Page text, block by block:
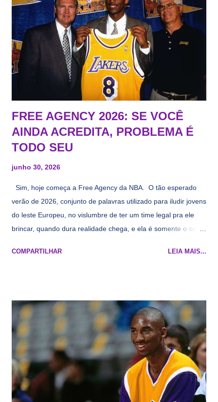
FREE AGENCY 2026: SE VOCÊ
AINDA ACREDITA, PROBLEMA É
TODO SEU
junho 30, 2026
Sim, hoje começa a Free Agency da NBA. O tão esperado
verão de 2026, conjunto de palavras utilizado para iludir jovens
do leste Europeu, no vislumbre de ter um time legal pra ele
brincar, quando dura realidade chega, e ela é somente o seu
cara de decrépito, mas que aparentemente ainda é jovem.
vezes a gente esquece mesmo. Então, como diria o Marcelo
Tas no Telecurso 2000 , É HORA DA REVISÃO! Ah, e quase
todos esses nomes foram linkados ao Lakers. Se de fato há o
interesse, não importa, o nosso compromisso é sempre com a
informação, a veracidade vem depois. E do Lakers hein? Até
agora nada de Ruim Hachaomuro (dizem que Nets tem
interesse) e LeBrão James - esse sendo assediado pelo
COMPARTILHAR LEIA MAIS...